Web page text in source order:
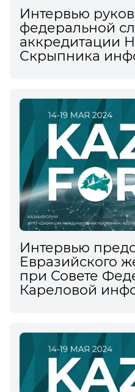
Интервью
федеральной
аккредитации
Скрыпника
Интервью
Евразийского
при Совете
Кареловой